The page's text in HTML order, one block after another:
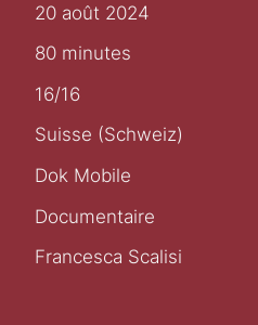
20 août 2024
80 minutes
16/16
Suisse (Schweiz)
Dok Mobile
Documentaire
Francesca Scalisi